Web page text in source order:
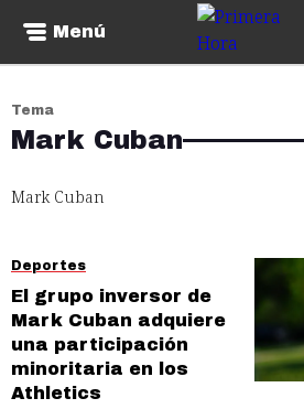
Menú
Tema
Mark Cuban
Mark Cuban
Deportes
El grupo inversor de
Mark Cuban adquiere
una participación
minoritaria en los
Athletics